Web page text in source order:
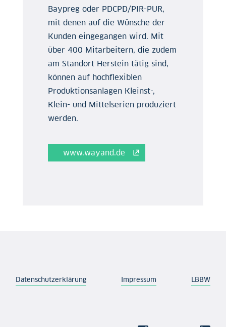
Baypreg oder PDCPD/PIR-PUR,
mit denen auf die Wünsche der
Kunden eingegangen wird. Mit
über 400 Mitarbeitern, die zudem
am Standort Herstein tätig sind,
können auf hochflexiblen
Produktionsanlagen Kleinst-,
Klein- und Mittelserien produziert
werden.
www.wayand.de
Datenschutzerklärung Impressum LBBW